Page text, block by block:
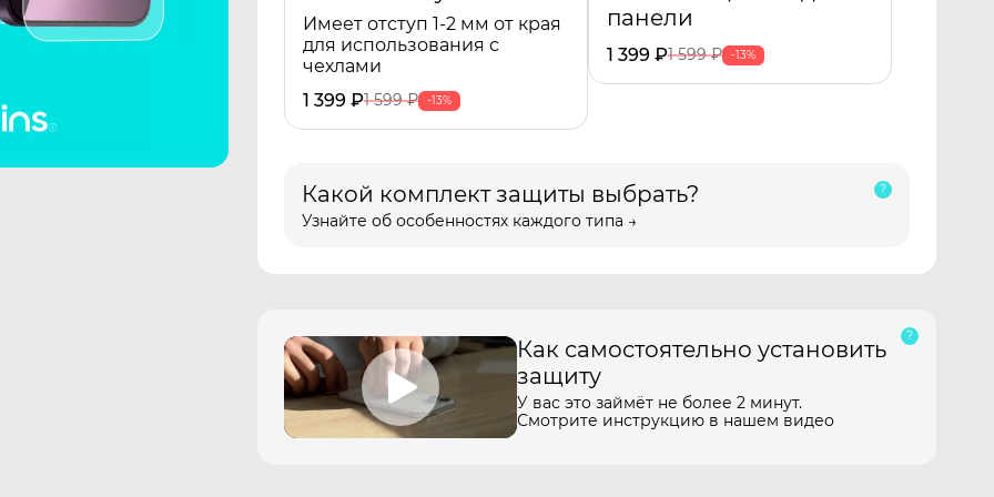
Имеет отступ 1-2 мм от края
для использования с
чехлами
1 399 ₽1 599₽ -13%
панели
1 399 ₽1 599₽ -13%
Какой комплект защиты выбрать?
Узнайте об особенностях каждого типа →
Как самостоятельно установить
защиту
У вас это займёт не более 2 минут.
Смотрите инструкцию в нашем видео